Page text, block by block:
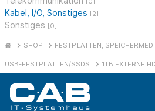
[0]
Kabel, I/O, Sonstiges [2]
Sonstiges [0]
SHOP FESTPLATTEN,
USB-FESTPLATTEN/SSDS 1TB EXTERNE